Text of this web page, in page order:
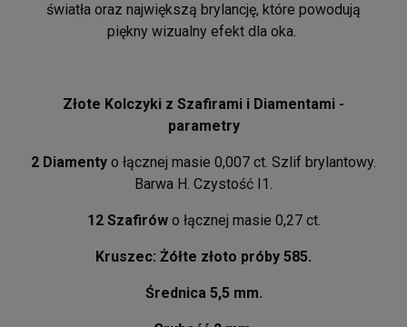
światła oraz największą brylancję, które powodują
piękny wizualny efekt dla oka.
Złote Kolczyki z Szafirami i Diamentami -
parametry
2 Diamenty o łącznej masie 0,007 ct. Szlif brylantowy.
Barwa H. Czystość I1.
12 Szafirów o łącznej masie 0,27 ct.
Kruszec: Żółte złoto próby 585.
Średnica 5,5 mm.